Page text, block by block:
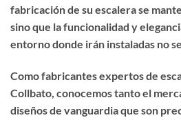
fabricación de su escalera se
sino que la funcionalidad y
entorno donde irán instaladas no
Como fabricantes expertos de
Collbato, conocemos tanto el
diseños de vanguardia que son